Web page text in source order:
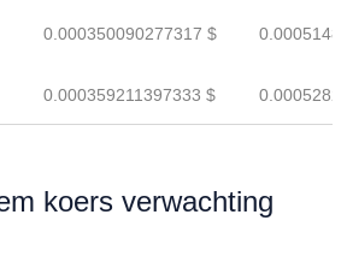
0.000350090277317 $
0.000359211397333 $
koers verwachting